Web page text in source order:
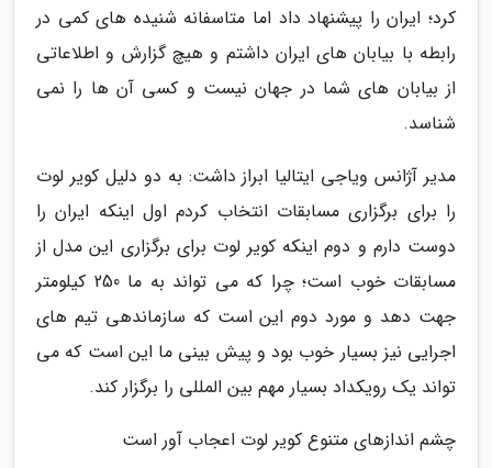
کرد؛ ایران را پیشنهاد داد اما متاسفانه شنیده های کمی در
رابطه با بیابان های ایران داشتم و هیچ گزارش و اطلاعاتی
از بیابان های شما در جهان نیست و کسی آن ها را نمی
شناسد.
مدیر آژانس ویاجی ایتالیا ابراز داشت: به دو دلیل کویر لوت
را برای برگزاری مسابقات انتخاب کردم اول اینکه ایران را
دوست دارم و دوم اینکه کویر لوت برای برگزاری این مدل از
مسابقات خوب است؛ چرا که می تواند به ما 250 کیلومتر
جهت دهد و مورد دوم این است که سازماندهی تیم های
اجرایی نیز بسیار خوب بود و پیش بینی ما این است که می
تواند یک رویکداد بسیار مهم بین المللی را برگزار کند.
چشم اندازهای متنوع کویر لوت اعجاب آور است